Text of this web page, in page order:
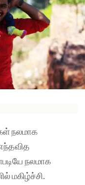
நலமாக
நலமாக
மகிழ்ச்சி.